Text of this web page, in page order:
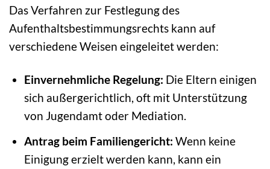
Das Verfahren zur Festlegung des
Aufenthaltsbestimmungsrechts kann auf
verschiedene Weisen eingeleitet werden:
Einvernehmliche Regelung: Die Eltern einigen
sich außergerichtlich, oft mit Unterstützung
von Jugendamt oder Mediation.
Antrag beim Familiengericht: Wenn keine
Einigung erzielt werden kann, kann ein